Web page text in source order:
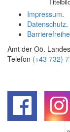
Impressum.
Datenschutz.
Amt der Oö.
Telefon (+43 732)